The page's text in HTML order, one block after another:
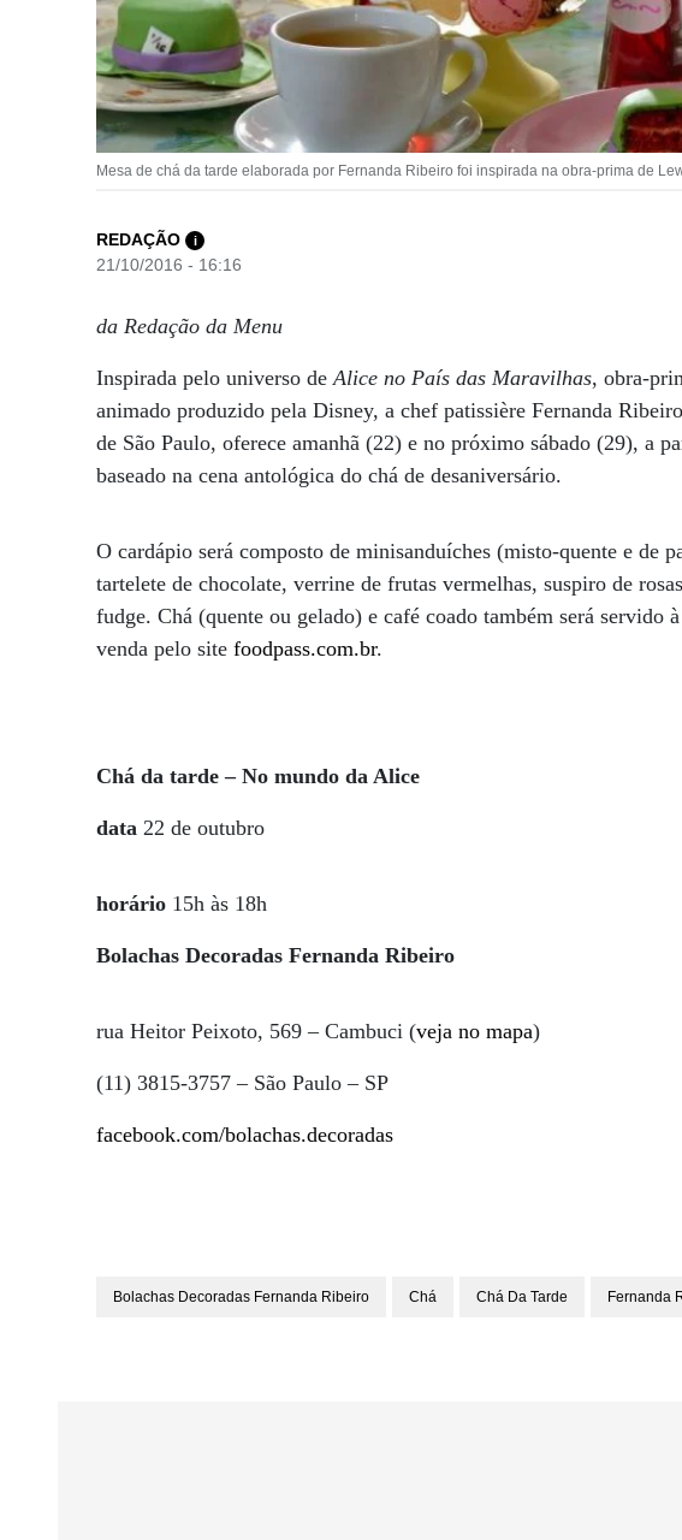
Mesa de chá da tarde elaborada por Fernanda Ribeiro foi inspirada na obra-prima de
REDAÇÃO i
21/10/2016 - 16:16
da Redação da Menu
Inspirada pelo universo deAlice no País das Maravilhas, obra-
animado produzido pela Disney, a chef patissière Fernanda
de São Paulo, oferece amanhã (22) e no próximo sábado (29), a
baseado na cena antológica do chá de desaniversário.
O cardápio será composto de minisanduíches (misto-quente e de
tartelete de chocolate, verrine de frutas vermelhas, suspiro de
fudge. Chá (quente ou gelado) e café coado também será servido
venda pelo site foodpass.com.br.
Chá da tarde – No mundo da Alice
data 22 de outubro
horário 15h às 18h
Bolachas Decoradas Fernanda Ribeiro
rua Heitor Peixoto, 569 – Cambuci (veja no mapa)
(11) 3815-3757 – São Paulo – SP
facebook.com/bolachas.decoradas
Bolachas Decoradas Fernanda Ribeiro Chá Chá Da Tarde Fernanda